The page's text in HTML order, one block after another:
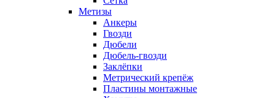
Метизы
Анкеры
Гвозди
Дюбели
Дюбель-гвозди
Заклёпки
Метрический крепёж
Пластины монтажные